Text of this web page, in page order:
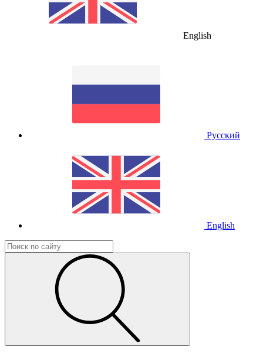
English
Русский
English